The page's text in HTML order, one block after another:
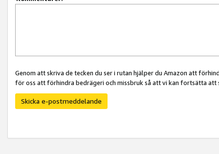
Genom att skriva de tecken du ser i rutan hjälper du Amazon att
för oss att förhindra bedrägeri och missbruk så att vi kan fortsätta
Skicka e-postmeddelande